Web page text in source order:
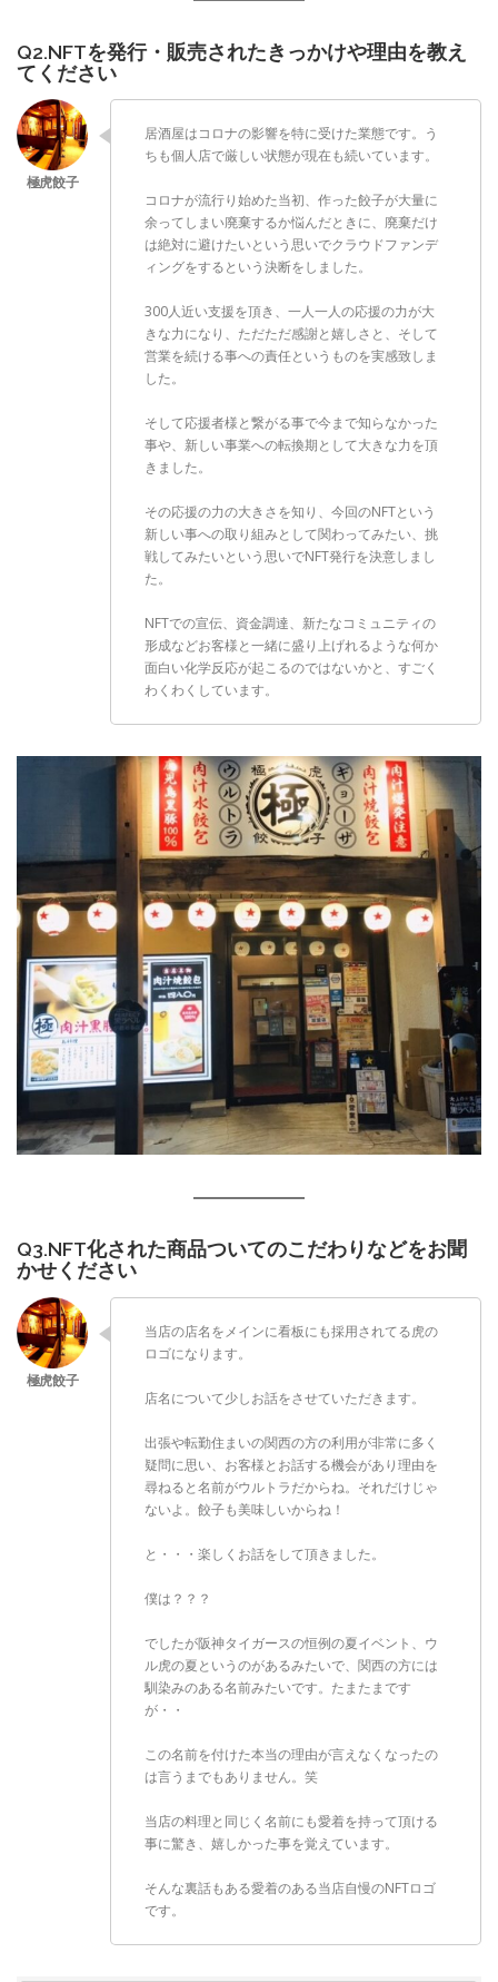
Q2.NFTを発行・販売されたきっかけや理由を教え
てください
居酒屋はコロナの影響を特に受けた業態です。う
ちも個人店で厳しい状態が現在も続いています。
コロナが流行り始めた当初、作った餃子が大量に
余ってしまい廃棄するか悩んだときに、廃棄だけ
は絶対に避けたいという思いでクラウドファンデ
ィングをするという決断をしました。
300人近い支援を頂き、一人一人の応援の力が大
きな力になり、ただただ感謝と嬉しさと、そして
営業を続ける事への責任というものを実感致しま
した。
そして応援者様と繋がる事で今まで知らなかった
事や、新しい事業への転換期として大きな力を頂
きました。
その応援の力の大きさを知り、今回のNFTという
新しい事への取り組みとして関わってみたい、挑
戦してみたいという思いでNFT発行を決意しまし
た。
NFTでの宣伝、資金調達、新たなコミュニティの
形成などお客様と一緒に盛り上げれるような何か
面白い化学反応が起こるのではないかと、すごく
わくわくしています。
Q3.NFT化された商品ついてのこだわりなどをお聞
かせください
当店の店名をメインに看板にも採用されてる虎の
ロゴになります。
店名について少しお話をさせていただきます。
出張や転勤住まいの関西の方の利用が非常に多く
疑問に思い、お客様とお話する機会があり理由を
尋ねると名前がウルトラだからね。それだけじゃ
ないよ。餃子も美味しいからね！
と・・・楽しくお話をして頂きました。
僕は？？？
でしたが阪神タイガースの恒例の夏イベント、ウ
ル虎の夏というのがあるみたいで、関西の方には
馴染みのある名前みたいです。たまたまです
が・・
この名前を付けた本当の理由が言えなくなったの
は言うまでもありません。笑
当店の料理と同じく名前にも愛着を持って頂ける
事に驚き、嬉しかった事を覚えています。
そんな裏話もある愛着のある当店自慢のNFTロゴ
です。